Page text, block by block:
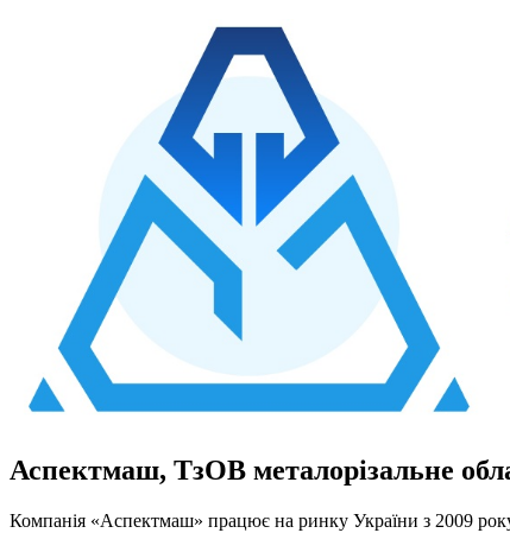
Аспектмаш, ТзОВ металорізальне
Компанія «Аспектмаш» працює на ринку України з 2009